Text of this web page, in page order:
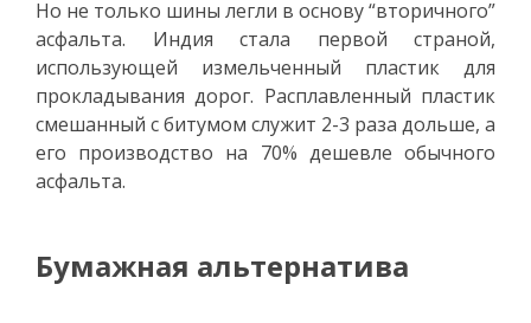
Но не только шины легли в основу “вторичного”
асфальта. Индия стала первой страной,
использующей измельченный пластик для
прокладывания дорог. Расплавленный пластик
смешанный с битумом служит 2-3 раза дольше, а
его производство на 70% дешевле обычного
асфальта.
Бумажная альтернатива